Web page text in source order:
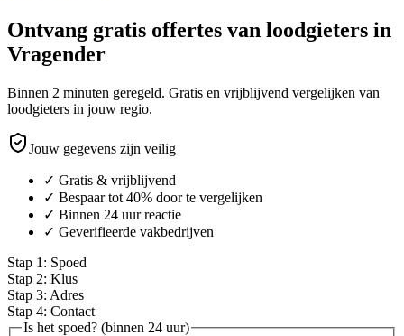
Ontvang gratis offertes van loodgieters in
Vragender
Binnen 2 minuten geregeld. Gratis en vrijblijvend vergelijken van
loodgieters in jouw regio.
Jouw gegevens zijn veilig
✓ Gratis & vrijblijvend
✓ Bespaar tot 40% door te vergelijken
✓ Binnen 24 uur reactie
✓ Geverifieerde vakbedrijven
Stap 1 : Spoed
Stap 2: Klus
Stap 3: Adres
Stap 4: Contact
Is het spoed? (binnen 24 uur)